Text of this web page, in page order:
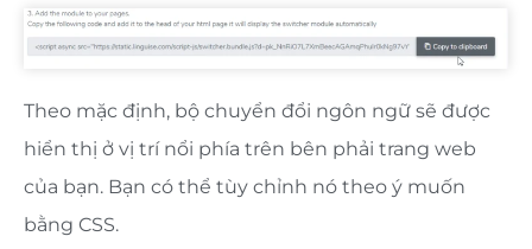
Theo mặc định, bộ chuyển đổi ngôn ngữ sẽ được
hiển thị ở vị trí nổi phía trên bên phải trang web
của bạn. Bạn có thể tùy chỉnh nó theo ý muốn
bằng CSS.